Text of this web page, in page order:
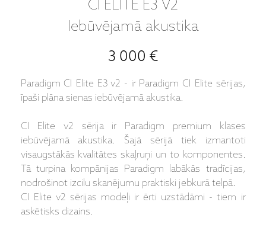
CI ELITE E3 V2
Iebūvējamā akustika
3 000 €
Paradigm CI Elite E3 v2 - ir Paradigm CI Elite sērijas,
īpaši plāna sienas iebūvējamā akustika.
CI Elite v2 sērija ir Paradigm premium klases
iebūvējamā akustika. Šajā sērijā tiek izmantoti
visaugstākās kvalitātes skaļruņi un to komponentes.
Tā turpina kompānijas Paradigm labākās tradīcijas,
nodrošinot izcilu skanējumu praktiski jebkurā telpā.
CI Elite v2 sērijas modeļi ir ērti uzstādāmi - tiem ir
askētisks dizains.